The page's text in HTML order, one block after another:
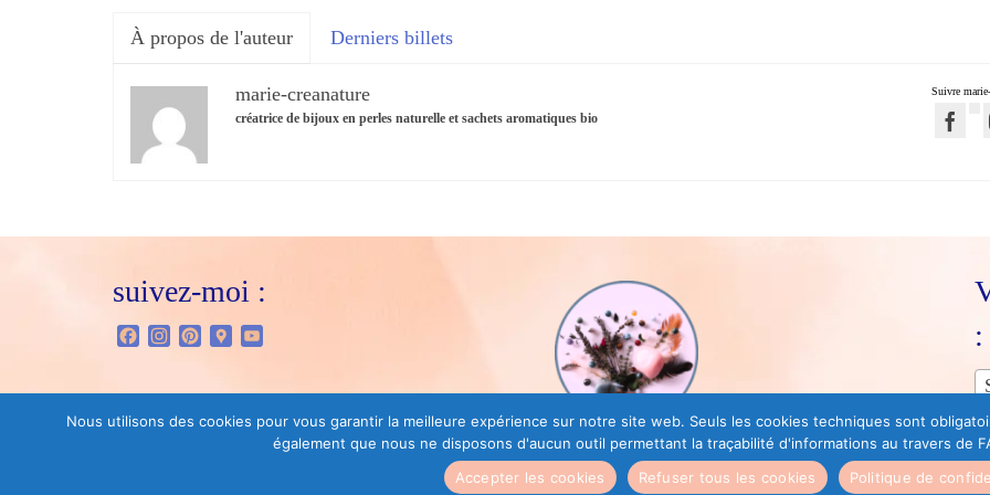
À propos de l'auteur Derniers billets
Suivre
marie-creanature
créatrice de bijoux en perles naturelle et sachets aromatiques bio
suivez-moi :
FacebookInstagramPinterestGoogle
:
PLAN DU SITE
Nous utilisons des cookies pour vous garantir la meilleure expérience sur notre site web. Seuls les cookies techniques sont
également que nous ne disposons d'aucun outil permettant la traçabilité d'informations au travers de
Accepter les cookies
Refuser tous les cookies Politique de